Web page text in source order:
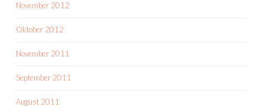
November 2012
Oktober 2012
November 2011
September 2011
August 2011